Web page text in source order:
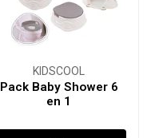
KIDSCOOL
Pack Baby Shower 6
en 1